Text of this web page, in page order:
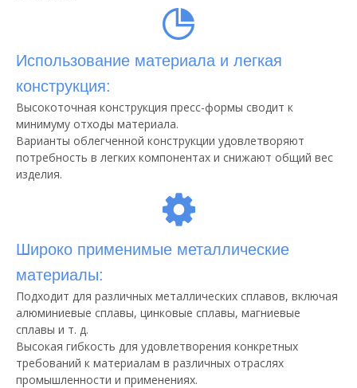
Использование материала и легкая
конструкция:
Высокоточная конструкция пресс-формы сводит к
минимуму отходы материала.
Варианты облегченной конструкции удовлетворяют
потребность в легких компонентах и ​​снижают общий вес
изделия.
Широко применимые металлические
материалы:
Подходит для различных металлических сплавов, включая
алюминиевые сплавы, цинковые сплавы, магниевые
сплавы и т. д.
Высокая гибкость для удовлетворения конкретных
требований к материалам в различных отраслях
промышленности и применениях.